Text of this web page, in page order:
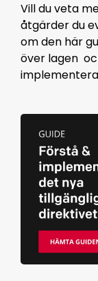
Vill du veta
åtgärder du
om den här
över lagen